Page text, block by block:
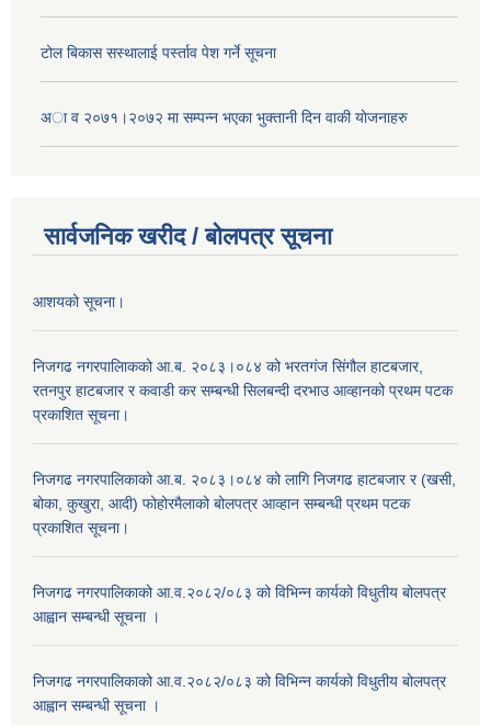
टोल बिकास स‌स्थालाई प‌र्स्ताव पेश गर्ने सूचना
अा‍ व २०७१।२०७२ मा सम्पन्न भएका भुक्तानी दिन वा‌की याेजनाहरु
सार्वजनिक खरीद / बोलपत्र सूचना
आशयको सूचना।
निजगढ नगरपालिाकको आ.ब. २०८३।०८४ को भरतगंज सिंगौल हाटबजार,
रतनपुर हाटबजार र कवाडी कर सम्बन्धी सिलबन्दी दरभाउ आव्हानको प्रथम पटक
प्रकाशित सूचना।
निजगढ नगरपालिकाको आ.ब. २०८३।०८४ को लागि निजगढ हाटबजार र (खसी,
बोका, कुखुरा, आदी) फोहोरमैलाको बोलपत्र आव्हान सम्बन्धी प्रथम पटक
प्रकाशित सूचना।
निजगढ नगरपालिकाको आ.व.२०८२/०८३ को विभिन्न कार्यको विधुतीय बोलपत्र
आह्वान सम्बन्धी सूचना ।
निजगढ नगरपालिकाको आ.व.२०८२/०८३ को विभिन्न कार्यको विधुतीय बोलपत्र
आह्वान सम्बन्धी सूचना ।